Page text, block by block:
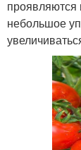
проявляются
небольшое